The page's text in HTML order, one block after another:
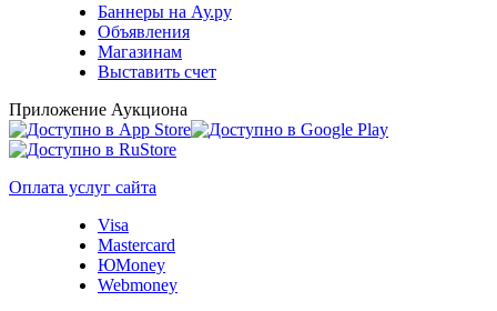
Баннеры на Ау.ру
Объявления
Магазинам
Выставить счет
Приложение Аукциона
Оплата услуг сайта
Visa
Mastercard
ЮMoney
Webmoney